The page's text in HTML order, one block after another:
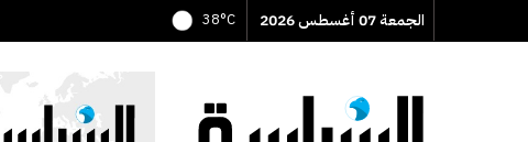
الجمعة 07 أغسطس 2026 38°C